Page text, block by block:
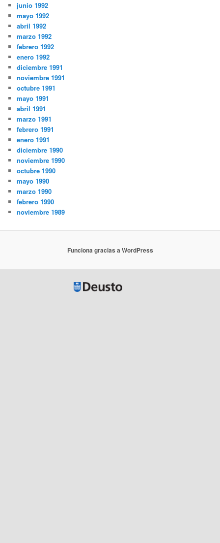
junio 1992
mayo 1992
abril 1992
marzo 1992
febrero 1992
enero 1992
diciembre 1991
noviembre 1991
octubre 1991
mayo 1991
abril 1991
marzo 1991
febrero 1991
enero 1991
diciembre 1990
noviembre 1990
octubre 1990
mayo 1990
marzo 1990
febrero 1990
noviembre 1989
Funciona gracias a WordPress